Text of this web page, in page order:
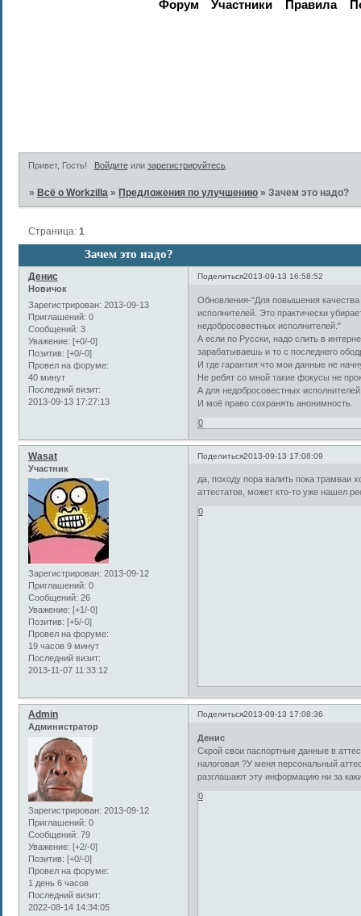
Форум Участники Правила
Привет, Гость! Войдитеили зарегистрируйтесь.
» Всё о Workzilla » Предложения по улучшению »Зачем это надо?
Зачем это надо?
Страница:1
Поделиться2013-09-13 16:58:52
Денис
Новичок
Зарегистрирован: 2013-09-13
Приглашений: 0
Сообщений: 3
Уважение: [+0/-0]
Позитив: [+0/-0]
Провел на форуме:
40 минут
Последний визит:
2013-09-13 17:27:13
Обновления-"Для повышения
исполнителей. Это практически
недобросовестных исполнителей."
А если по Русски, надо слить в
зарабатываешь и то с последнего
И где гарантия что мои данные не
Не ребят со мной такие фокусы не
А для недобросовестных
И моё право сохранять анонимность.
0
Поделиться2013-09-13 17:08:09
Wasat
Участник
Зарегистрирован: 2013-09-12
Приглашений: 0
Сообщений: 26
Уважение: [+1/-0]
Позитив: [+5/-0]
Провел на форуме:
19 часов 9 минут
Последний визит:
2013-11-07 11:33:12
да, походу пора валить пока трамваи
аттестатов, может кто-то уже нашел
0
Поделиться2013-09-13 17:08:36
Admin
Администратор
Зарегистрирован: 2013-09-12
Приглашений: 0
Сообщений: 79
Уважение: [+2/-0]
Позитив: [+0/-0]
Провел на форуме:
1 день 6 часов
Последний визит:
2022-08-14 14:34:05
Денис
Скрой свои паспортные данные в
налоговая ?У меня персональный
разглашают эту информацию ни за
0